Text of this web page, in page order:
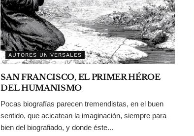
AUTORES UNIVERSALES
SAN FRANCISCO, EL PRIMER HÉROE
DEL HUMANISMO
Pocas biografías parecen tremendistas, en el buen
sentido, que acicatean la imaginación, siempre para
bien del biografiado, y donde éste...